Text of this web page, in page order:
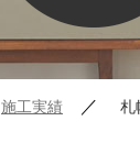
施工実績 ／ 札